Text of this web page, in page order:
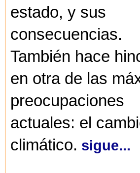
estado, y sus
consecuencias.
También hace
en otra de las
preocupaciones
actuales: el
climático. sigue...